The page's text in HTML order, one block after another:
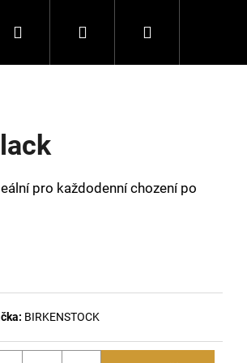
LA MARTINA
Hledat PřihlášeníNákupní
pro každodenní chození po
BIRKENSTOCKNásledující